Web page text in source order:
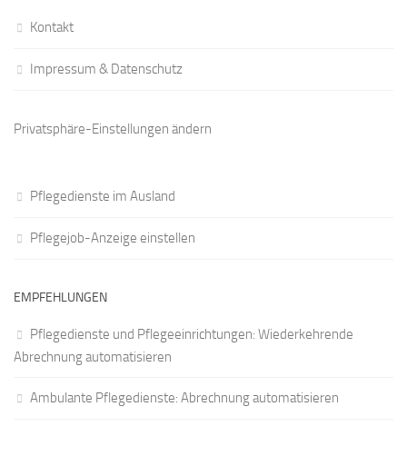
Kontakt
Impressum & Datenschutz
Privatsphäre-Einstellungen ändern
Pflegedienste im Ausland
Pflegejob-Anzeige einstellen
EMPFEHLUNGEN
Pflegedienste und Pflegeeinrichtungen: Wiederkehrende
Abrechnung automatisieren
Ambulante Pflegedienste: Abrechnung automatisieren